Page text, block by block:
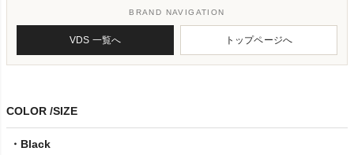
BRAND NAVIGATION
VDS 一覧へ トップページへ
COLOR SIZE
Black